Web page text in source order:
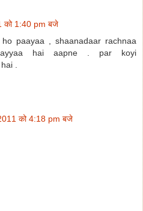
को 1:40 pm बजे
paayaa , shaanadaar rachnaa
hai aapne . par koyi
.
को 4:18 pm बजे